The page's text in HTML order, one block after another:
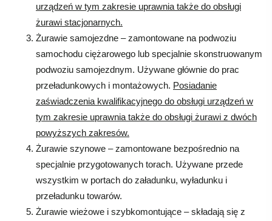
urządzeń w tym zakresie uprawnia także do obsługi
żurawi stacjonarnych.
Żurawie samojezdne – zamontowane na podwoziu
samochodu ciężarowego lub specjalnie skonstruowanym
podwoziu samojezdnym. Używane głównie do prac
przeładunkowych i montażowych. Posiadanie
zaświadczenia kwalifikacyjnego do obsługi urządzeń w
tym zakresie uprawnia także do obsługi żurawi z dwóch
powyższych zakresów.
Żurawie szynowe – zamontowane bezpośrednio na
specjalnie przygotowanych torach. Używane przede
wszystkim w portach do załadunku, wyładunku i
przeładunku towarów.
Żurawie wieżowe i szybkomontujące – składają się z